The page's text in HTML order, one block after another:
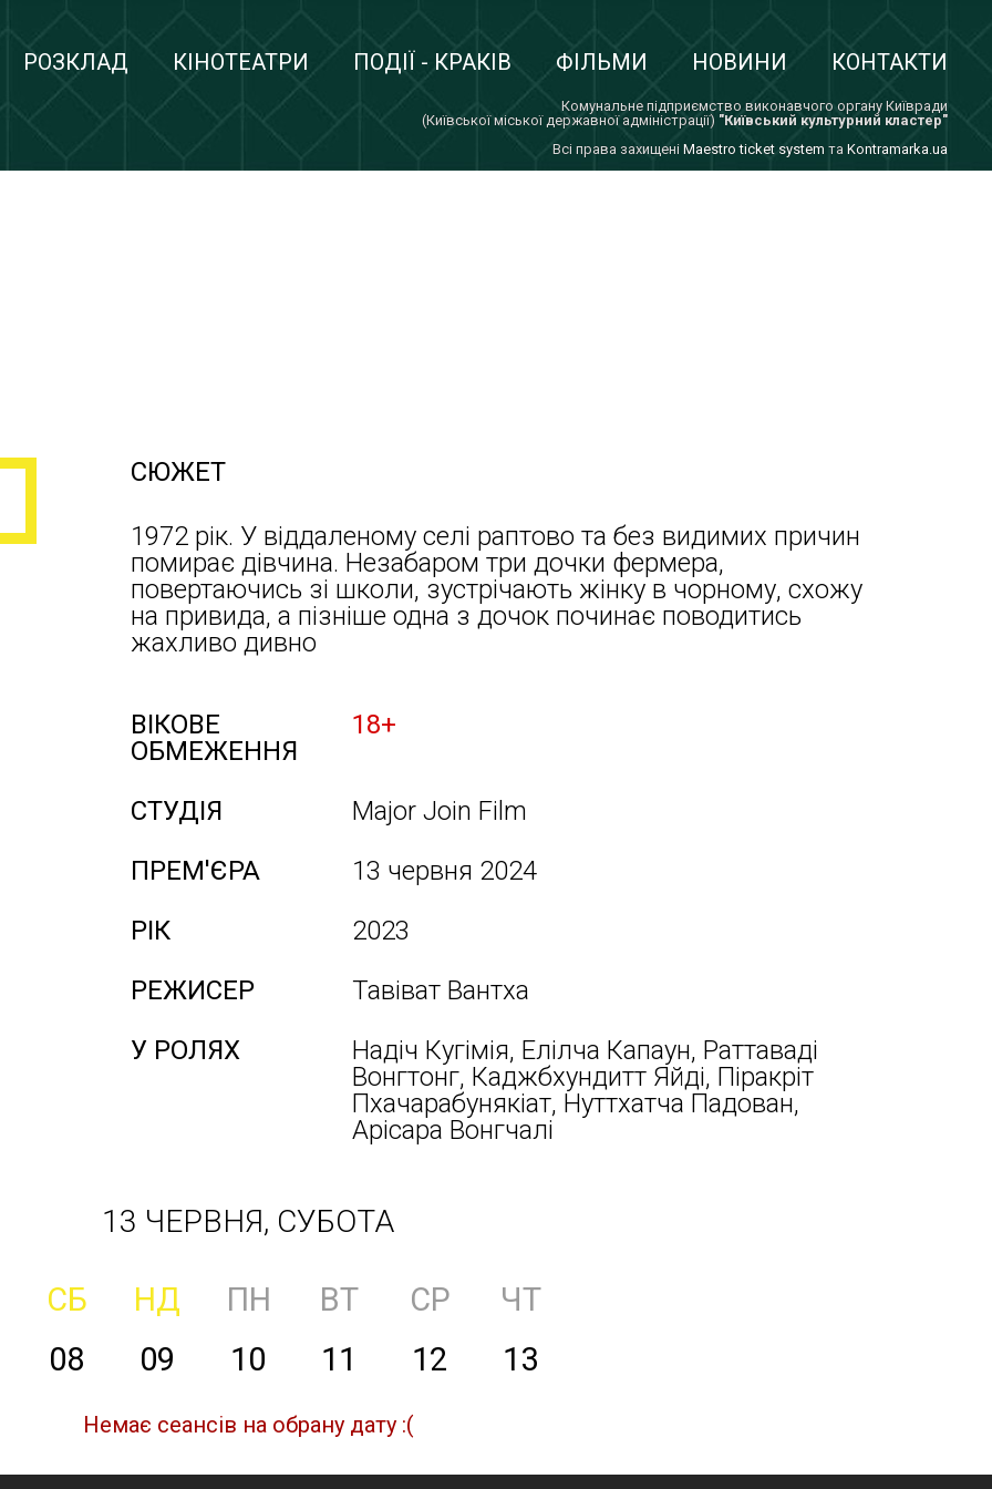
РОЗКЛАД КІНОТЕАТРИ ПОДІЇ - КРАКІВ ФІЛЬМИ НОВИНИ КОНТАКТИ
Комунальне підприємство виконавчого органу Київради
(Київської міської державної адміністрації) "Київський культурний кластер"
Всi права захищенi Maestro ticket system та Kontramarka.ua
СЮЖЕТ
1972 рік. У віддаленому селі раптово та без видимих причин
помирає дівчина. Незабаром три дочки фермера,
повертаючись зі школи, зустрічають жінку в чорному, схожу
на привида, а пізніше одна з дочок починає поводитись
жахливо дивно
ВІКОВЕ
ОБМЕЖЕННЯ
18+
СТУДІЯ
Major Join Film
ПРЕМ'ЄРА
13 червня 2024
РІК
2023
РЕЖИСЕР
Тавіват Вантха
У РОЛЯХ
Надіч Кугімія, Елілча Капаун, Раттаваді
Вонгтонг, Каджбхундитт Яйді, Піракріт
Пхачарабунякіат, Нуттхатча Падован,
Арісара Вонгчалі
13 ЧЕРВНЯ, СУБОТА
СБ НД ПН ВТ СР
ЧТ
08 09 10 11 12 13
Немає сеансів на обрану дату :(